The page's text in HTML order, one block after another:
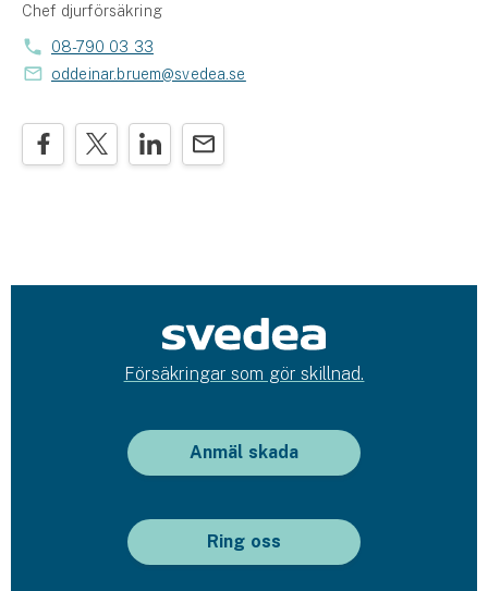
Chef djurförsäkring
08-790 03 33
oddeinar.bruem@svedea.se
Försäkringar som gör skillnad.
Anmäl skada
Ring oss